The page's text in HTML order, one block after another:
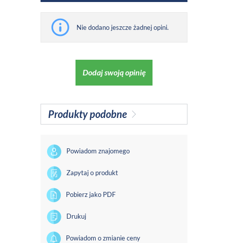
Nie dodano jeszcze żadnej opini.
Dodaj swoją opinię
Produkty podobne
Powiadom znajomego
Zapytaj o produkt
Pobierz jako PDF
Drukuj
Powiadom o zmianie ceny